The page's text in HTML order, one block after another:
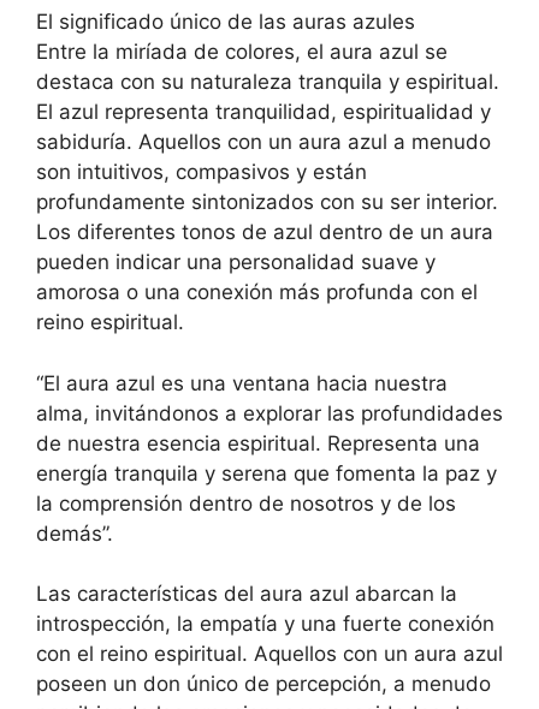
El significado único de las auras azules
Entre la miríada de colores, el aura azul se
destaca con su naturaleza tranquila y espiritual.
El azul representa tranquilidad, espiritualidad y
sabiduría. Aquellos con un aura azul a menudo
son intuitivos, compasivos y están
profundamente sintonizados con su ser interior.
Los diferentes tonos de azul dentro de un aura
pueden indicar una personalidad suave y
amorosa o una conexión más profunda con el
reino espiritual.
“El aura azul es una ventana hacia nuestra
alma, invitándonos a explorar las profundidades
de nuestra esencia espiritual. Representa una
energía tranquila y serena que fomenta la paz y
la comprensión dentro de nosotros y de los
demás”.
Las características del aura azul abarcan la
introspección, la empatía y una fuerte conexión
con el reino espiritual. Aquellos con un aura azul
poseen un don único de percepción, a menudo